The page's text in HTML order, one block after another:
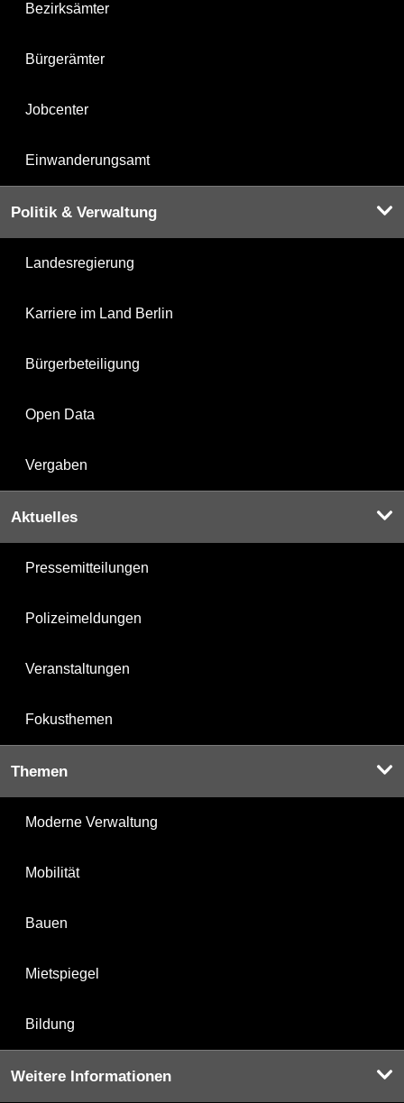
Bezirksämter
Bürgerämter
Jobcenter
Einwanderungsamt
Politik & Verwaltung
Landesregierung
Karriere im Land Berlin
Bürgerbeteiligung
Open Data
Vergaben
Aktuelles
Pressemitteilungen
Polizeimeldungen
Veranstaltungen
Fokusthemen
Themen
Moderne Verwaltung
Mobilität
Bauen
Mietspiegel
Bildung
Weitere Informationen